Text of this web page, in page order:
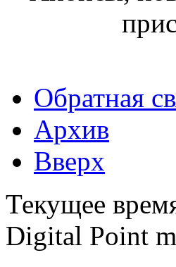
Обратная
Архив
Вверх
Текущее
Digital Point